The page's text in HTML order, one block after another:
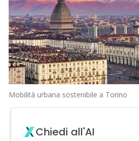
Mobilità urbana sostenibile a Torino
Chiedi all'AI